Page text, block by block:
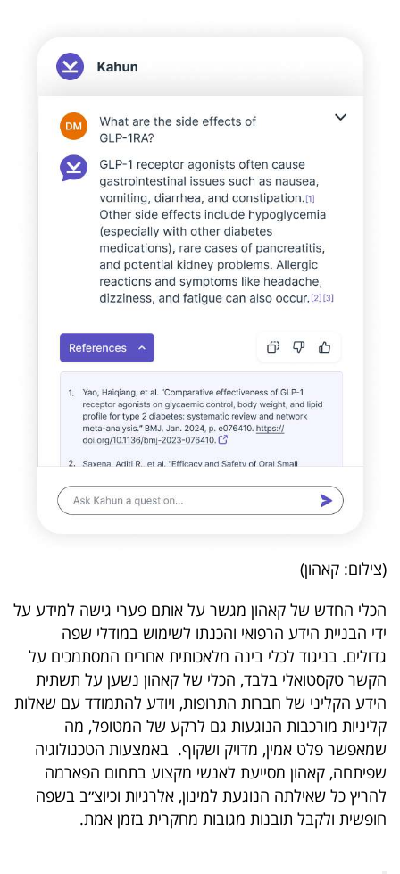
באייס
(צילום: קאהון)
הכלי החדש של קאהון מגשר על אותם פערי גישה למידע על
ידי הבניית הידע הרפואי והכנתו לשימוש במודלי שפה
גדולים. בניגוד לכלי בינה מלאכותית אחרים המסתמכים על
הקשר טקסטואלי בלבד, הכלי של קאהון נשען על תשתית
הידע הקליני של חברות התרופות, ויודע להתמודד עם שאלות
קליניות מורכבות הנוגעות גם לרקע של המטופל, מה
שמאפשר פלט אמין, מדויק ושקוף. באמצעות הטכנולוגיה
שפיתחה, קאהון מסייעת לאנשי מקצוע בתחום הפארמה
להריץ כל שאילתה הנוגעת למינון, אלרגיות וכיוצ״ב בשפה
חופשית ולקבל תובנות מגובות מחקרית בזמן אמת.